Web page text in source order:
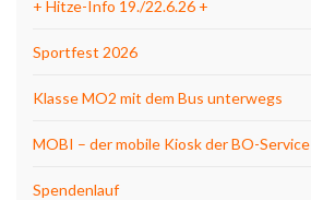
+ Hitze-Info 19./22.6.26 +
Sportfest 2026
Klasse MO2 mit dem Bus unterwegs
MOBI – der mobile Kiosk der BO-Service
Spendenlauf